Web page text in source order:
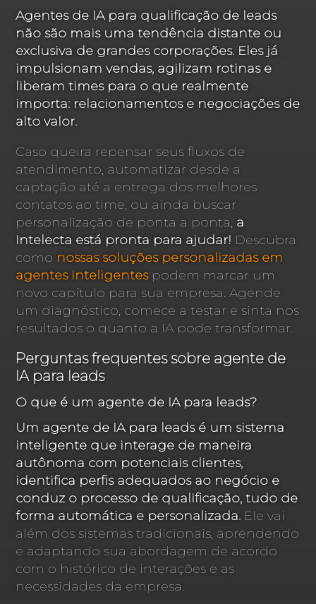
Agentes de IA para qualificação de leads
não são mais uma tendência distante ou
exclusiva de grandes corporações. Eles já
impulsionam vendas, agilizam rotinas e
liberam times para o que realmente
importa: relacionamentos e negociações de
alto valor.
Caso queira repensar seus fluxos de
atendimento, automatizar desde a
captação até a entrega dos melhores
contatos ao time, ou ainda buscar
personalização de ponta a ponta, a
Intelecta está pronta para ajudar! Descubra
como nossas soluções personalizadas em
agentes inteligentespodem marcar um
novo capítulo para sua empresa. Agende
um diagnóstico, comece a testar e sinta nos
resultados o quanto a IA pode transformar.
Perguntas frequentes sobre agente de
IA para leads
O que é um agente de IA para leads?
Um agente de IA para leads é um sistema
inteligente que interage de maneira
autônoma com potenciais clientes,
identifica perfis adequados ao negócio e
conduz o processo de qualificação, tudo de
forma automática e personalizada. Ele vai
além dos sistemas tradicionais, aprendendo
e adaptando sua abordagem de acordo
com o histórico de interações e as
necessidades da empresa.